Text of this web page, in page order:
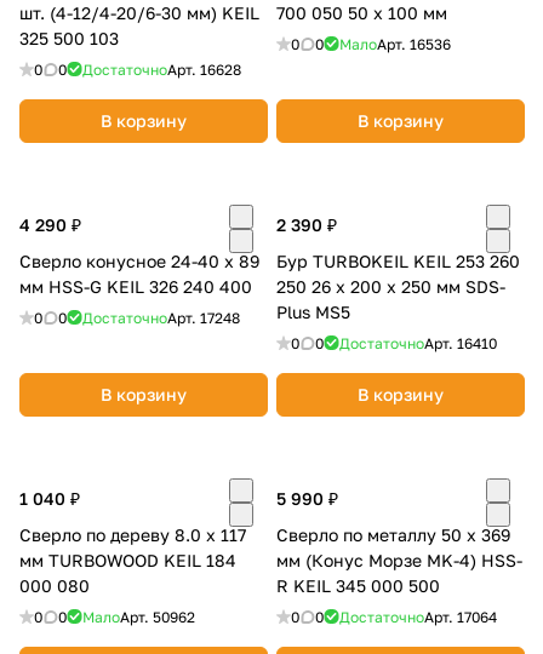
шт. (4-12/4-20/6-30 мм) KEIL
325 500 103
0 0 ДостаточноАрт. 16628
В корзину
700 050 50 х 100 мм
0 0 МалоАрт. 16536
В корзину
4 290 ₽
Сверло конусное 24-40 х 89
мм HSS-G KEIL 326 240 400
0 0 ДостаточноАрт. 17248
В корзину
2 390 ₽
Бур TURBOKEIL KEIL 253 260
250 26 х 200 х 250 мм SDS-
Plus MS5
0 0 ДостаточноАрт. 16410
В корзину
1 040 ₽
Сверло по дереву 8.0 х 117
мм TURBOWOOD KEIL 184
000 080
0 0 МалоАрт. 50962
5 990 ₽
Сверло по металлу 50 х 369
мм (Конус Морзе MK-4) HSS-
R KEIL 345 000 500
0 0 ДостаточноАрт. 17064